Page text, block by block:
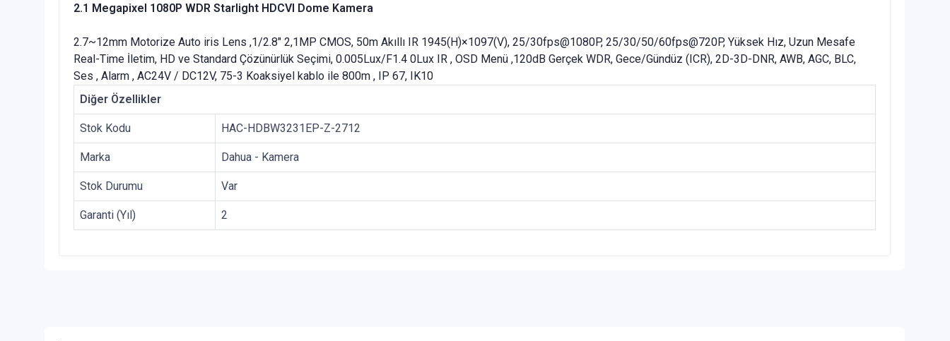
2.1 Megapixel 1080P WDR Starlight HDCVI Dome Kamera
2.7~12mm Motorize Auto iris Lens ,1/2.8" 2,1MP CMOS, 50m Akıllı IR 1945(H)×1097(V), 25/30fps@1080P, 25/30/50/60fps@720P, Yüksek Hız, Uzun Mesafe
Real-Time İletim, HD ve Standard Çözünürlük Seçimi, 0.005Lux/F1.4 0Lux IR , OSD Menü ,120dB Gerçek WDR, Gece/Gündüz (ICR), 2D-3D-DNR, AWB, AGC, BLC,
Ses , Alarm , AC24V / DC12V, 75-3 Koaksiyel kablo ile 800m , IP 67, IK10
Diğer Özellikler
Stok Kodu HAC-HDBW3231EP-Z-2712
Marka Dahua - Kamera
Stok Durumu Var
Garanti (Yıl) 2